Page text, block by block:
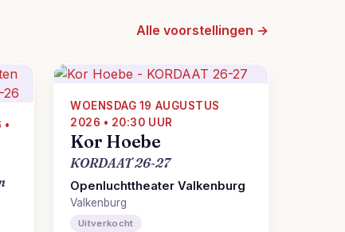
Alle voorstellingen →
•
WOENSDAG 19 AUGUSTUS
2026 • 20:30 UUR
Kor Hoebe
KORDAAT 26-27
Openluchttheater Valkenburg
Valkenburg
Uitverkocht